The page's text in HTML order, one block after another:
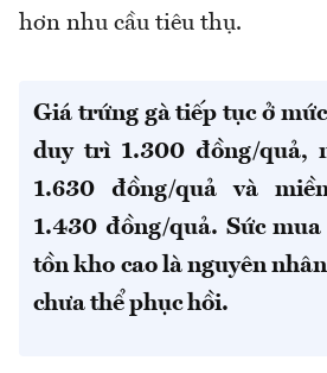
hơn nhu cầu tiêu thụ.
Giá trứng gà tiếp tục ở
duy trì 1.300 đồng/quả,
1.630 đồng/quả và
1.430 đồng/quả. Sức
tồn kho cao là nguyên
chưa thể phục hồi.